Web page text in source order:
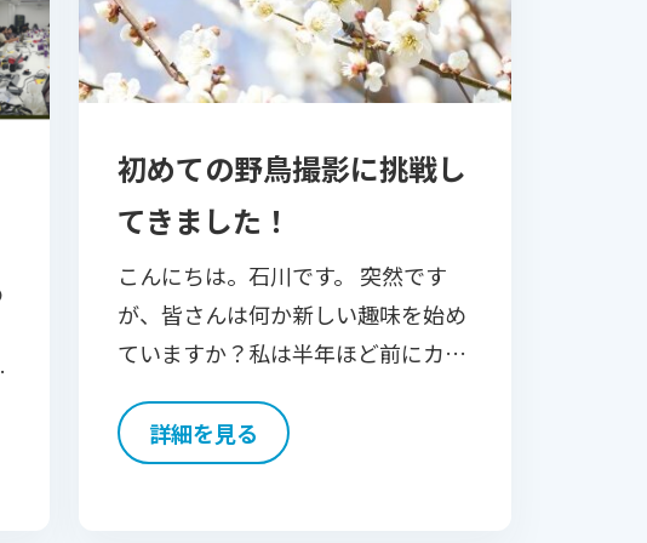
初めての野鳥撮影に挑戦し
てきました！
こんにちは。石川です。 突然です
が、皆さんは何か新しい趣味を始め
ていますか？私は半年ほど前にカメ
いこなせていない完全なペーペーで
す。そんな私が今回、新しい世界の
詳細を見る